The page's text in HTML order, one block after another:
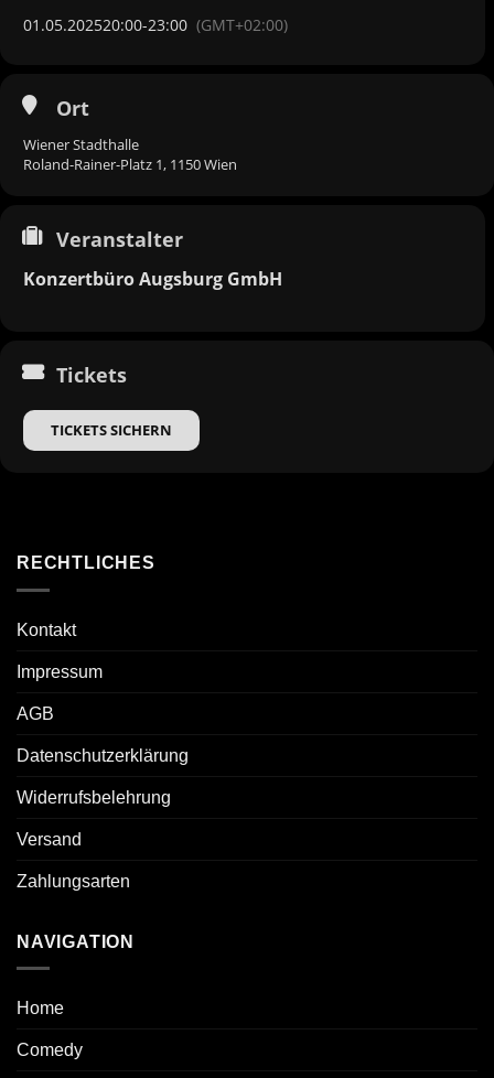
01.05.202520:00-23:00 (GMT+02:00)
Ort
Wiener Stadthalle
Roland-Rainer-Platz 1, 1150 Wien
Veranstalter
Konzertbüro Augsburg GmbH
Tickets
TICKETS SICHERN
RECHTLICHES
Kontakt
Impressum
AGB
Datenschutzerklärung
Widerrufsbelehrung
Versand
Zahlungsarten
NAVIGATION
Home
Comedy